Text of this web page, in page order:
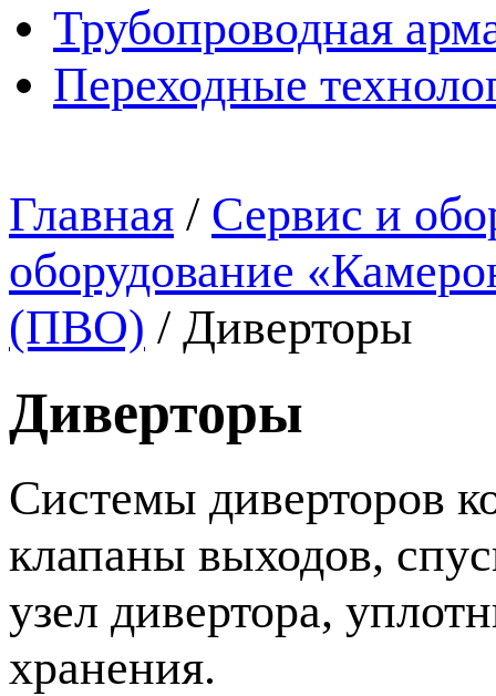
Трубопроводная
Переходные
Главная / Сервис и
оборудование
(ПВО) / Диверторы
Диверторы
Системы диверторов
клапаны выходов,
узел дивертора,
хранения.